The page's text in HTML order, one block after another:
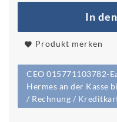
In
Produkt merken
CEO 015771103782-
Hermes an der Kasse
/ Rechnung /